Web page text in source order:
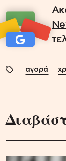
αγορά